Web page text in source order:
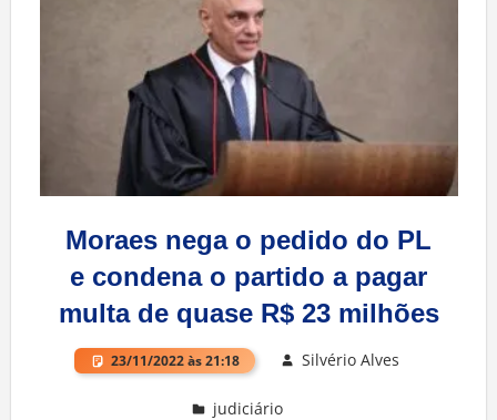
Moraes nega o pedido do PL
e condena o partido a pagar
multa de quase R$ 23 milhões
23/11/2022 às 21:18 Silvério Alves
judiciário